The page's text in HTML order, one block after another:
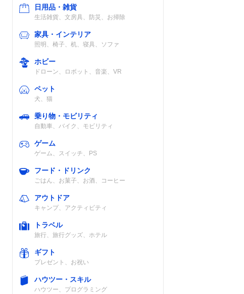
日用品・雑貨
生活雑貨、文房具、防災、お掃除
家具・インテリア
照明、椅子、机、寝具、ソファ
ホビー
ドローン、ロボット、音楽、VR
ペット
犬、猫
乗り物・モビリティ
自動車、バイク、モビリティ
ゲーム
ゲーム、スイッチ、PS
フード・ドリンク
ごはん、お菓子、お酒、コーヒー
アウトドア
キャンプ、アクティビティ
トラベル
旅行、旅行グッズ、ホテル
ギフト
プレゼント、お祝い
ハウツー・スキル
ハウツー、プログラミング